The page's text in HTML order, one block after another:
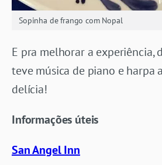
Sopinha de frango com Nopal
E pra melhorar a experiência,
teve música de piano e harpa
delícia!
Informações úteis
San Angel Inn